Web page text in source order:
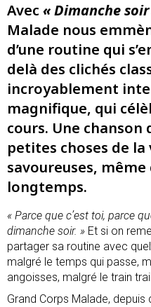
Avec « Dimanche
Malade nous
d’une routine qui
delà des clichés
incroyablement
magnifique, qui
cours. Une
petites choses de
savoureuses,
longtemps.
« Parce que c’est toi, parce
dimanche soir. » Et si on
partager sa routine avec
malgré le temps qui passe,
angoisses, malgré le train
Grand Corps Malade, depuis